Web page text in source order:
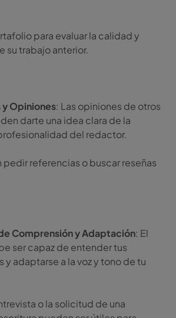
para evaluar la calidad y
su trabajo anterior.
Opiniones: Las opiniones de otros
darte una idea clara de la
del redactor.
pedir referencias o buscar reseñas
Comprensión y Adaptación: El
ser capaz de entender tus
y adaptarse a la voz y tono de tu
o la solicitud de una